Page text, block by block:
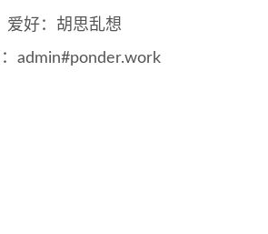
爱好：胡思乱想
admin#ponder.work